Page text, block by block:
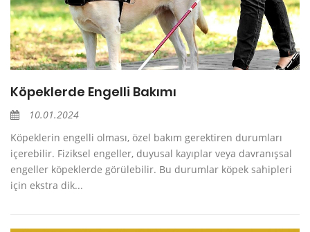
Köpeklerde Engelli Bakımı
10.01.2024
Köpeklerin engelli olması, özel bakım gerektiren durumları
içerebilir. Fiziksel engeller, duyusal kayıplar veya davranışsal
engeller köpeklerde görülebilir. Bu durumlar köpek sahipleri
için ekstra dik...